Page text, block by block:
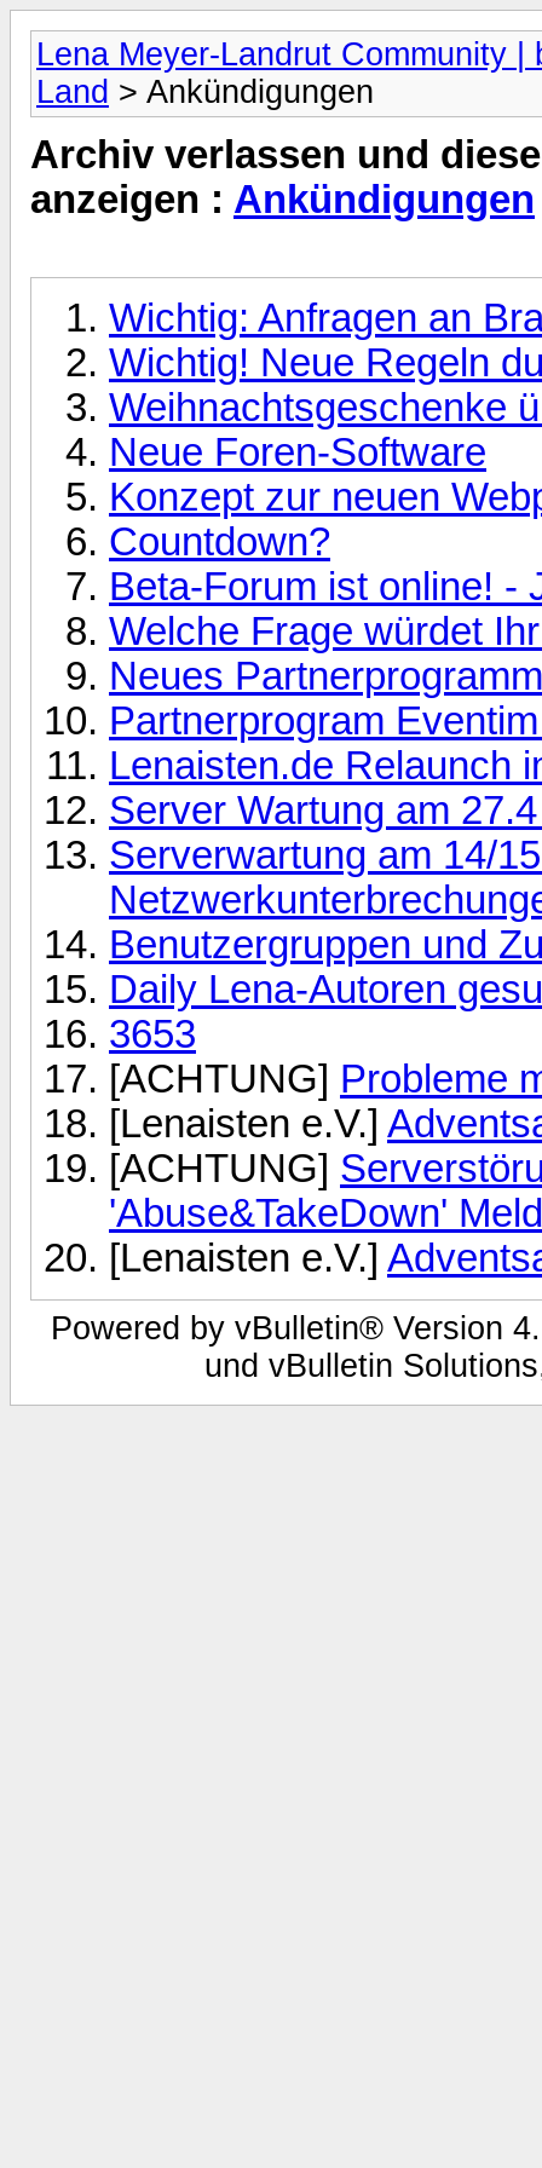
Lena Meyer-Landrut Community |
Land > Ankündigungen
Archiv verlassen und
anzeigen : Ankündigungen
Wichtig: Anfragen an
Wichtig! Neue Regeln
Weihnachtsgeschenke
Neue Foren-Software
Konzept zur neuen
Countdown?
Beta-Forum ist online! -
Welche Frage würdet
Neues
Partnerprogram
Lenaisten.de Relaunch
Server Wartung am
Serverwartung am 14/
Benutzergruppen und
Daily Lena-Autoren
3653
[ACHTUNG] Probleme
[Lenaisten e.V.]
[ACHTUNG]
'Abuse&TakeDown'
[Lenaisten e.V.]
Powered by vBulletin® Version
und vBulletin